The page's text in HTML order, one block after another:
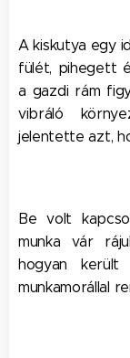
A kiskutya egy
fülét, pihegett
a gazdi rám
vibráló
jelentette azt,
Be volt
munka vár
hogyan
munkamorállal